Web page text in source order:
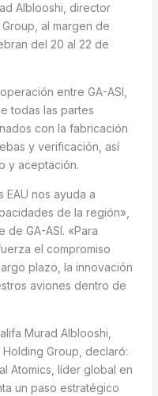
Alblooshi, director
al margen de
del 20 al 22 de
entre GA-ASI,
todas las partes
con la fabricación
y verificación, así
y aceptación.
nos ayuda a
de la región»,
de GA-ASI. «Para
el compromiso
plazo, la innovación
aviones dentro de
Murad Alblooshi,
Group, declaró:
Atomics, líder global en
un paso estratégico